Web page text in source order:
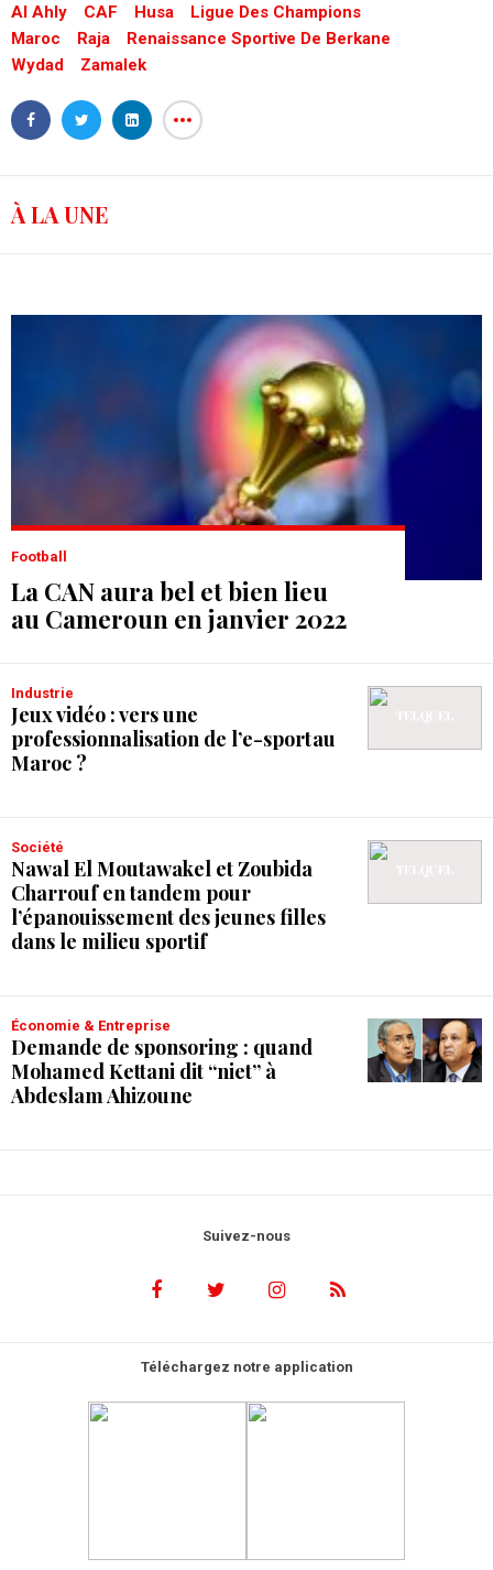
Al Ahly CAF Husa
Ligue Des Champions
Maroc
Raja
Renaissance Sportive De Berkane
Wydad
Zamalek
À LA UNE
Football
La CAN aura bel et bien lieu
au Cameroun en janvier 2022
Industrie
Jeux vidéo : vers une
professionnalisation de l’e-sport au
Maroc ?
Société
Nawal El Moutawakel et Zoubida
Charrouf en tandem pour
l’épanouissement des jeunes filles
dans le milieu sportif
Économie & Entreprise
Demande de sponsoring : quand
Mohamed Kettani dit “niet” à
Abdeslam Ahizoune
Suivez-nous
Téléchargez notre application